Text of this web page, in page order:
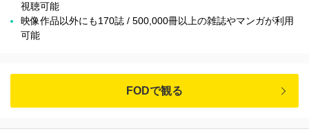
視聴可能
映像作品以外にも170誌 / 500,000冊以上の雑誌やマンガが利用
可能
FODで観る